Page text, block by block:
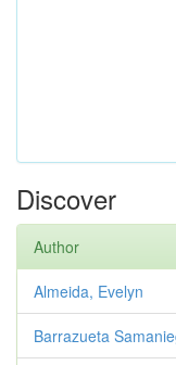
Discover
Author
Almeida, Evelyn
Barrazueta